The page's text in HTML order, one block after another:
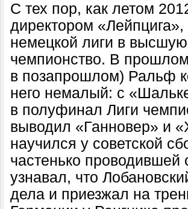
С тех пор, как летом
директором
немецкой лиги в
чемпионство. В
в позапрошлом) Ральф
него немалый: с
в полуфинал Лиги
выводил «Ганновер» и
научился у советской
частенько проводившей
узнавал, что
дела и приезжал на